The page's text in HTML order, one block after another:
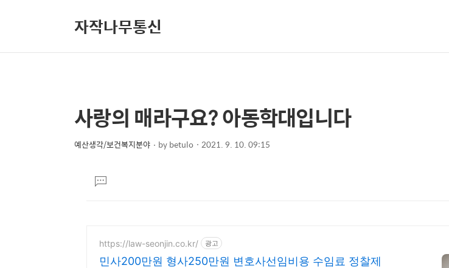
자작나무통신
상
컨
본
문
제
사랑의 매라구요? 아동학대입니다
예산생각/보건복지분야 bybetulo 2021. 9. 10. 09:15
댓
글
https://law-seonjin.co.kr/ 광고
민사200만원 형사250만원 변호사선임비용 수임료 정찰제